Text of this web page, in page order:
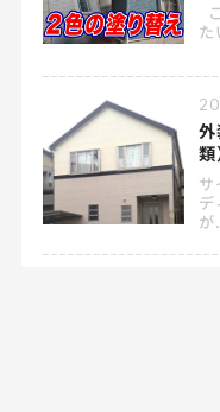
類
サ
デ